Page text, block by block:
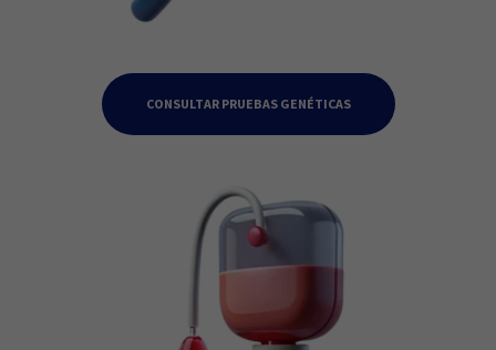
CONSULTAR PRUEBAS GENÉTICAS